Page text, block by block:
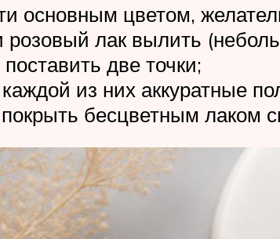
основным цветом,
лак вылить
две точки;
из них аккуратные
бесцветным лаком